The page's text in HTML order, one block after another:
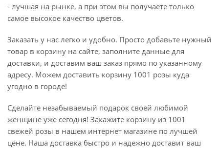
- лучшая на рынке, а при этом вы получаете только
самое высокое качество цветов.
Заказать у нас легко и удобно. Просто добавьте нужный
товар в корзину на сайте, заполните данные для
доставки, и доставим ваш заказ прямо по указанному
адресу. Можем доставить корзину 1001 розы куда
угодно в городе!
Сделайте незабываемый подарок своей любимой
женщине уже сегодня! Закажите корзину из 1001
свежей розы в нашем интернет магазине по лучшей
цене. Наша доставка быстро и надежно доставит ваш